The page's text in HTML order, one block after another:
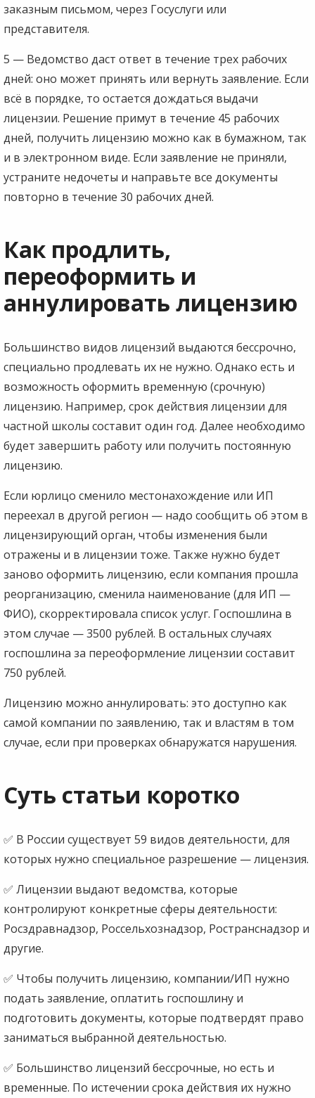
заказным письмом, через Госуслуги или
представителя.
5 — Ведомство даст ответ в течение трех рабочих
дней: оно может принять или вернуть заявление. Если
всё в порядке, то остается дождаться выдачи
лицензии. Решение примут в течение 45 рабочих
дней, получить лицензию можно как в бумажном, так
и в электронном виде. Если заявление не приняли,
устраните недочеты и направьте все документы
повторно в течение 30 рабочих дней.
Как продлить,
переоформить и
аннулировать лицензию
Большинство видов лицензий выдаются бессрочно,
специально продлевать их не нужно. Однако есть и
возможность оформить временную (срочную)
лицензию. Например, срок действия лицензии для
частной школы составит один год. Далее необходимо
будет завершить работу или получить постоянную
лицензию.
Если юрлицо сменило местонахождение или ИП
переехал в другой регион — надо сообщить об этом в
лицензирующий орган, чтобы изменения были
отражены и в лицензии тоже. Также нужно будет
заново оформить лицензию, если компания прошла
реорганизацию, сменила наименование (для ИП —
ФИО), скорректировала список услуг. Госпошлина в
этом случае — 3500 рублей. В остальных случаях
госпошлина за переоформление лицензии составит
750 рублей.
Лицензию можно аннулировать: это доступно как
самой компании по заявлению, так и властям в том
случае, если при проверках обнаружатся нарушения.
Суть статьи коротко
✅ В России существует 59 видов деятельности, для
которых нужно специальное разрешение — лицензия.
✅ Лицензии выдают ведомства, которые
контролируют конкретные сферы деятельности:
Росздравнадзор, Россельхознадзор, Ространснадзор и
другие.
✅ Чтобы получить лицензию, компании/ИП нужно
подать заявление, оплатить госпошлину и
подготовить документы, которые подтвердят право
заниматься выбранной деятельностью.
✅ Большинство лицензий бессрочные, но есть и
временные. По истечении срока действия их нужно